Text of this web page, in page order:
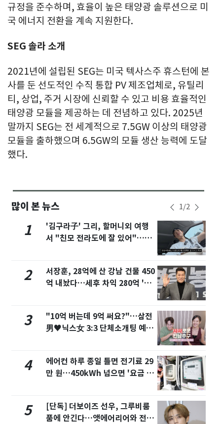
규정을 준수하며, 효율이 높은 태양광 솔루션으로 미
국 에너지 전환을 계속 지원한다.
SEG 솔라 소개
2021년에 설립된 SEG는 미국 텍사스주 휴스턴에 본
사를 둔 선도적인 수직 통합 PV 제조업체로, 유틸리
티, 상업, 주거 시장에 신뢰할 수 있고 비용 효율적인
태양광 모듈을 제공하는 데 전념하고 있다. 2025년
말까지 SEG는 전 세계적으로 7.5GW 이상의 태양광
모듈을 출하했으며 6.5GW의 모듈 생산 능력에 도달
했다.
많이 본 뉴스 1/2
1
'김구라子' 그리, 할머니외 여행
서 "친모 전라도에 잘 있어"…유
2
서장훈, 28억에 산 강남 건물 450
억 내놨다…세후 차익 280억 '잭
3
"10억 버는데 9억 써요?"…삼전
男♥닉스女 3:3 단체소개팅 예능
4
에어컨 하루 종일 틀면 전기료 29
만 원…450kWh 넘으면 '요금 폭
5
[단독] 더보이즈 선우, 그루비룸
품에 안긴다…앳에어리어와 전속